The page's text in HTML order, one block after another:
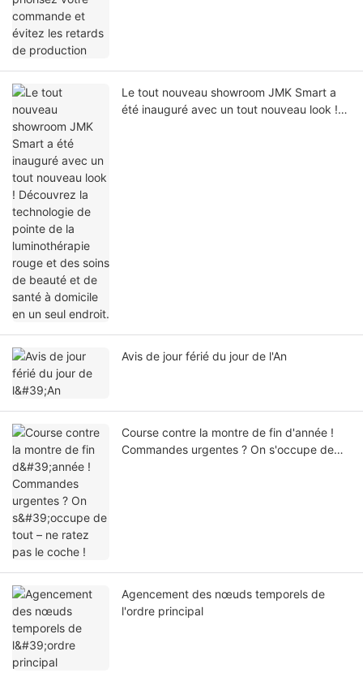
Le tout nouveau showroom JMK Smart a
été inauguré avec un tout nouveau look !
Avis de jour férié du jour de l'An
Course contre la montre de fin d'année !
Commandes urgentes ? On s'occupe de
Agencement des nœuds temporels de
l'ordre principal